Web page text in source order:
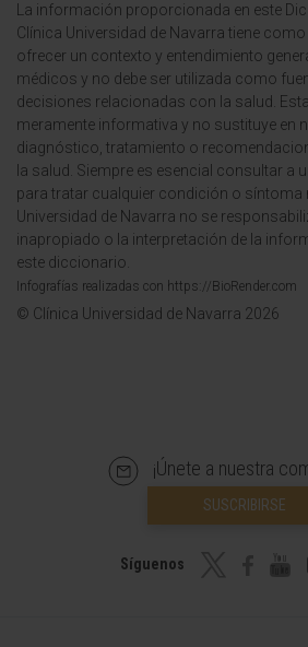
La información proporcionada en este
Clínica Universidad de Navarra tiene
ofrecer un contexto y entendimiento
médicos y no debe ser utilizada como
decisiones relacionadas con la salud.
meramente informativa y no sustituye en
diagnóstico, tratamiento o
la salud. Siempre es esencial consultar a
para tratar cualquier condición o síntoma
Universidad de Navarra no se
inapropiado o la interpretación de la
este diccionario.
Infografías realizadas con https://BioRender.com
© Clínica Universidad de Navarra 2026
¡Únete a nuestra
SUSCRIBIRSE
Síguenos